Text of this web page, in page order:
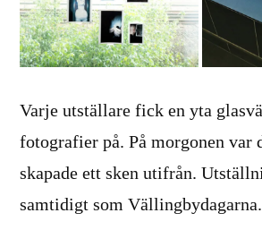
Varje utställare fick en yta
fotografier på. På morgonen
skapade ett sken utifrån.
samtidigt som Vällingbydagarna.